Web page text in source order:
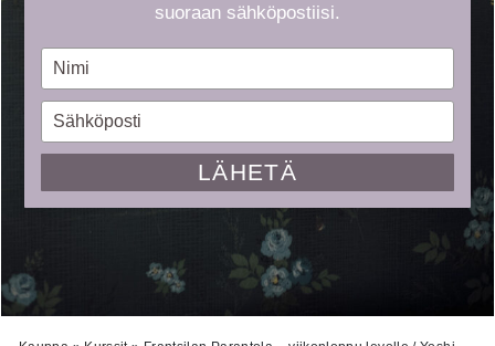
suoraan sähköpostiisi.
Type
name
Type
LÄHETÄ